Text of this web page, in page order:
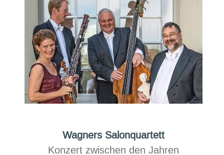
Wagners Salonquartett
Konzert zwischen den Jahren